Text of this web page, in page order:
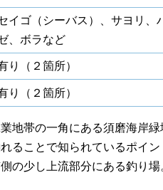
イゴ（シーバス）、サヨリ、
、ボラなど
り（２箇所）
り（２箇所）
地帯の一角にある須磨海岸
ることで知られているポイ
の少し上流部分にある釣り場